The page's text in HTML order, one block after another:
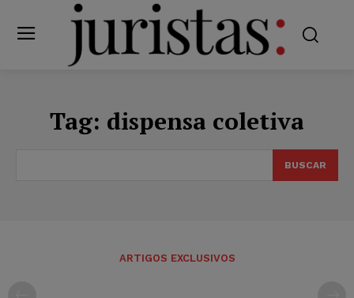
Tag: dispensa coletiva
BUSCAR
ARTIGOS EXCLUSIVOS